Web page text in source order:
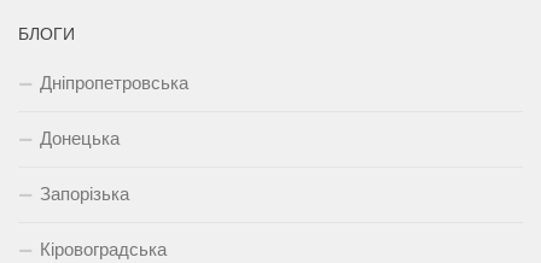
БЛОГИ
Дніпропетровська
Донецька
Запорізька
Кіровоградська